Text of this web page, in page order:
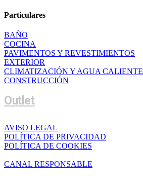
Particulares
BAÑO
COCINA
PAVIMENTOS Y REVESTIMIENTOS
EXTERIOR
CLIMATIZACIÓN Y AGUA CALIENTE
CONSTRUCCIÓN
Outlet
AVISO LEGAL
POLÍTICA DE PRIVACIDAD
POLÍTICA DE COOKIES
CANAL RESPONSABLE